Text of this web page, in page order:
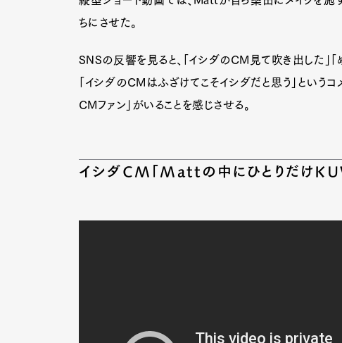
ちにさせた。
SNSの反響を見ると、「イシダのCM見て吹き出した」「
「イシダのCMはふざけてこそイシダだと思う」という
CMファン」がいることを感じさせる。
イシダCM「Mattの中にひとりだけ